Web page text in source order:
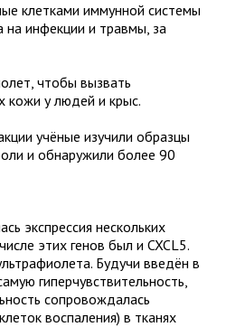
клетками иммунной системы
на инфекции и травмы, за
чтобы вызвать
кожи у людей и крыс.
учёные изучили образцы
и обнаружили более 90
экспрессия нескольких
этих генов был и CXCL5.
Будучи введён в
гиперчувствительность,
сопровождалась
воспаления) в тканях